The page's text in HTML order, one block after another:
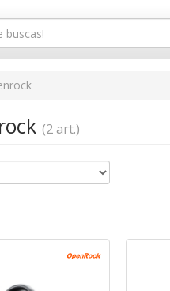
(2 art.)